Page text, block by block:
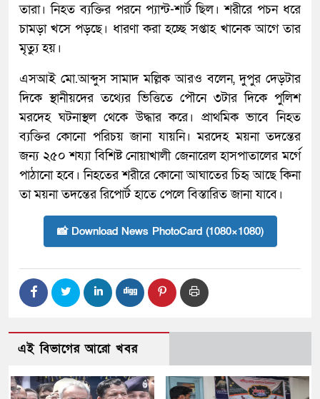
তারা। নিহত ব্যক্তির পরনে প্যান্ট-শার্ট ছিল। শরীরে পচন ধরে
চামড়া খসে পড়ছে। ধারণা করা হচ্ছে সপ্তাহ খানেক আগে তার
মৃত্যু হয়।
এসআই মো.আব্দুস সামাদ মল্লিক আরও বলেন, দুপুর দেড়টার
দিকে স্থানীয়দের তথ্যের ভিত্তিতে পৌনে ৩টার দিকে পুলিশ
মরদেহ ঘটনাস্থল থেকে উদ্ধার করে। প্রাথমিক ভাবে নিহত
ব্যক্তির কোনো পরিচয় জানা যায়নি। মরদেহ ময়না তদন্তের
জন্য ২৫০ শয্যা বিশিষ্ট নোয়াখালী জেনারেল হাসপাতালের মর্গে
পাঠানো হবে। নিহতের শরীরে কোনো আঘাতের চিহৃ আছে কিনা
তা ময়না তদন্তের রিপোর্ট হাতে পেলে বিস্তারিত জানা যাবে।
📸 Download News PhotoCard (1080×1080)
এই বিভাগের আরো খবর